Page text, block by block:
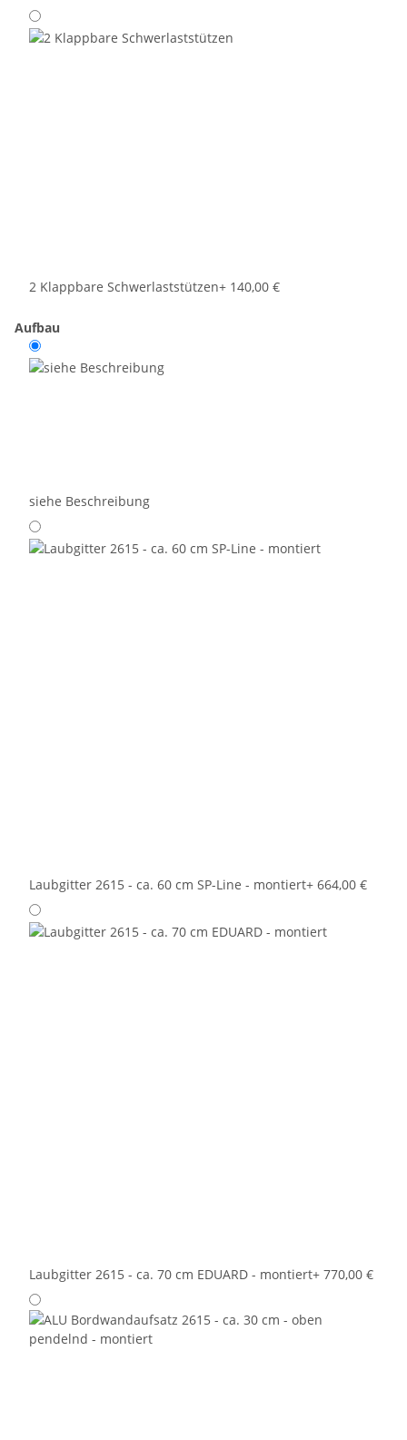
2 Klappbare Schwerlaststützen+ 140,00 €
Aufbau
siehe Beschreibung
Laubgitter 2615 - ca. 60 cm SP-Line - montiert+ 664,00 €
Laubgitter 2615 - ca. 70 cm EDUARD - montiert+ 770,00 €